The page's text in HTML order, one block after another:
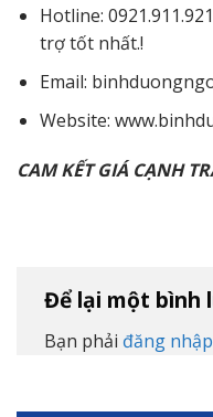
Hotline:
trợ tốt nhất.!
Email:
Website:
CAM KẾT GIÁ CẠNH
Để lại một bình
Bạn phải đăng nhập